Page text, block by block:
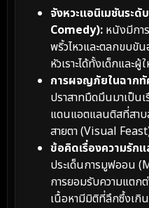
จังหวะแอนิเมชันระ
Comedy): หนังมีกา
พริ้วไหวและตลกขบขัน
หัวเราะได้ทั้งเด็กและ
การผจญภัยในฉากทั
ปราสาทมืดมึนมาเป็น
แดนแอตแลนติสที่สา
สายตา (Visual
ข้อคิดเรื่องความรัก
ประเด็นการมูฟออน
การยอมรับความแตกต่
เนื้อหามีมิติที่ลึกซึ้งเกิ